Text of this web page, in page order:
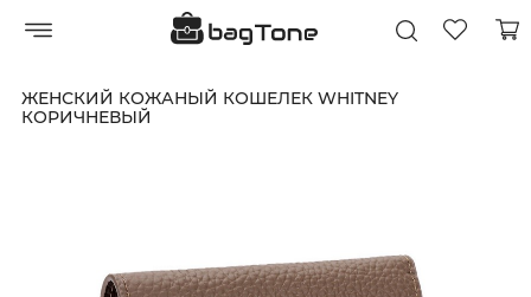
ЖЕНСКИЙ КОЖАНЫЙ КОШЕЛЕК WHITNEY
КОРИЧНЕВЫЙ